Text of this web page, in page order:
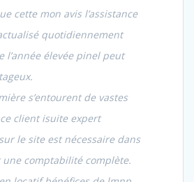
cette mon avis l’assistance
quotidiennement
l’année élevée pinel peut
s’entourent de vastes
client isuite expert
le site est nécessaire dans
une comptabilité complète.